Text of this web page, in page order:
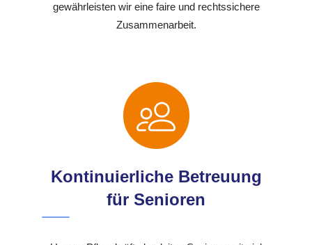
gewährleisten wir eine faire und rechtssichere
Zusammenarbeit.
Kontinuierliche Betreuung
für Senioren